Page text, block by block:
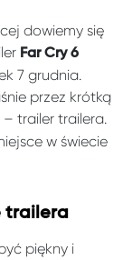
dowiemy się
Far Cry 6
7 grudnia.
przez krótką
– trailer trailera.
w świecie
trailera
piękny i